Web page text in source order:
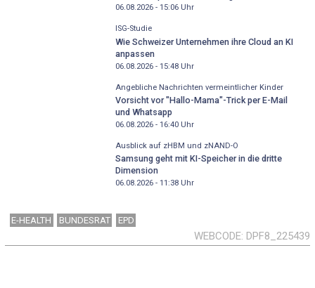
06.08.2026 - 15:06Uhr
ISG-Studie
Wie Schweizer Unternehmen ihre Cloud an KI
anpassen
06.08.2026 - 15:48Uhr
Angebliche Nachrichten vermeintlicher Kinder
Vorsicht vor "Hallo-Mama"-Trick per E-Mail
und Whatsapp
06.08.2026 - 16:40Uhr
Ausblick auf zHBM und zNAND-O
Samsung geht mit KI-Speicher in die dritte
Dimension
06.08.2026 - 11:38Uhr
E-HEALTH BUNDESRAT EPD
WEBCODE DPF8_225439